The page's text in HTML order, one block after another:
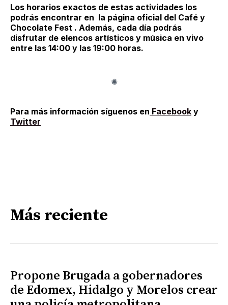
Los horarios exactos de estas actividades los
podrás encontrar en la página oficial del Café y
Chocolate Fest . Además, cada día podrás
disfrutar de elencos artísticos y música en vivo
entre las 14:00 y las 19:00 horas.
Para más información síguenos en Facebook y
Twitter
Más reciente
Propone Brugada a gobernadores
de Edomex, Hidalgo y Morelos crear